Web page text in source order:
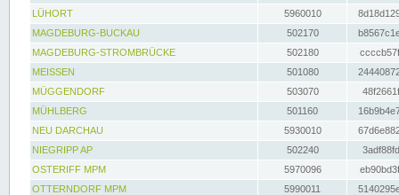
LÜHORT
5960010
MAGDEBURG-BUCKAU
502170
MAGDEBURG-STROMBRÜCKE
502180
MEISSEN
501080
MÜGGENDORF
503070
MÜHLBERG
501160
NEU DARCHAU
5930010
NIEGRIPP AP
502240
OSTERIFF MPM
5970096
OTTERNDORF MPM
5990011